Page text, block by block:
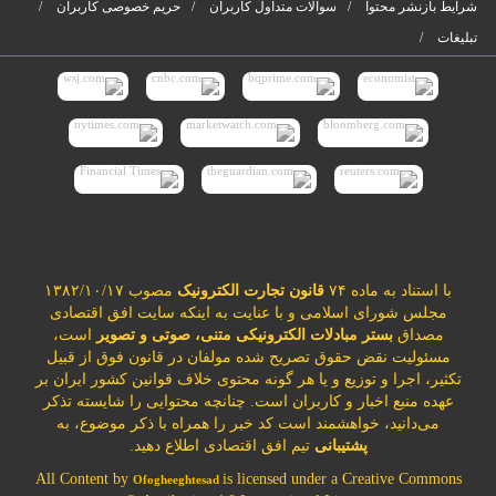
شرایط بازنشر محتوا
سوالات متداول کاربران
حریم خصوصی کاربران
تبلیغات
با استناد به ماده ۷۴ قانون تجارت الکترونیک
مصوب ۱۳۸۲/۱۰/۱۷
مجلس شورای اسلامی و با عنایت به اینکه سایت افق اقتصادی
مصداقبستر مبادلات الکترونیکی متنی، صوتی و تصویر
است،
مسئولیت نقض حقوق تصریح شده مولفان در قانون فوق از قبیل
تکثیر، اجرا و توزیع و یا هر گونه محتوی خلاف قوانین کشور ایران بر
عهده منبع اخبار و کاربران است. چنانچه محتوایی را شایسته تذکر
می‌دانید، خواهشمند است کد خبر را همراه با ذکر موضوع، به
پشتیبانی تیم افق اقتصادی اطلاع دهید.
All Content by Ofogheeghtesad is licensed under a Creative Commons